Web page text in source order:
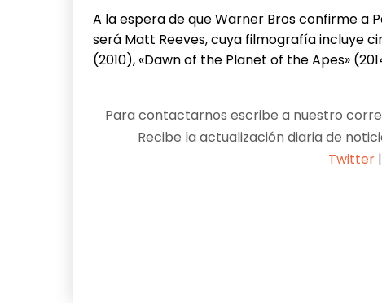
A la espera de que Warner Bros confirme a
será Matt Reeves, cuya filmografía incluye
(2010), «Dawn of the Planet of the Apes»
Para contactarnos escribe a nuestro
Recibe la actualización diaria de
Twitter |